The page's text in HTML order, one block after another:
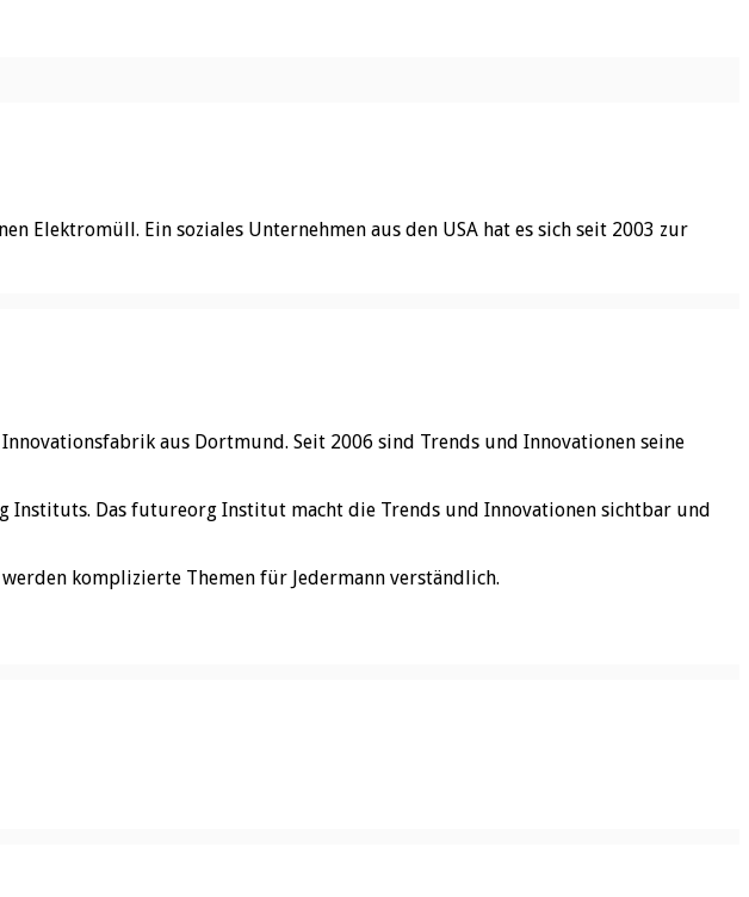
Elektromüll. Ein soziales Unternehmen aus den USA hat es sich seit 2003 zur
aus Dortmund. Seit 2006 sind Trends und Innovationen seine
Instituts. Das futureorg Institut macht die Trends und Innovationen sichtbar und
komplizierte Themen für Jedermann verständlich.